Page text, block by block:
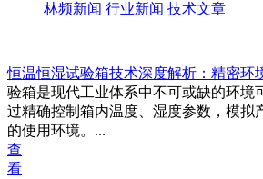
林频新闻 行业新闻 技术文章
恒温恒湿试验箱技术深度解析：精密环
验箱是现代工业体系中不可或缺的环境
过精确控制箱内温度、湿度参数，模拟
的使用环境。...
查
看